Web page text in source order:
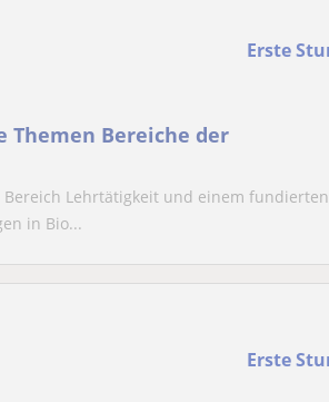
Erste
Bereiche der
Lehrtätigkeit und einem fundierten
in Bio...
Erste